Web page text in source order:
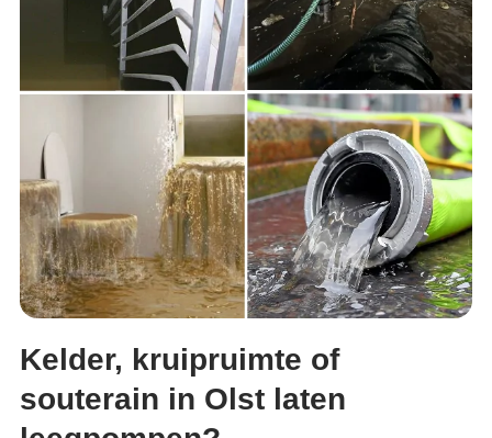
Kelder, kruipruimte of
souterain in Olst laten